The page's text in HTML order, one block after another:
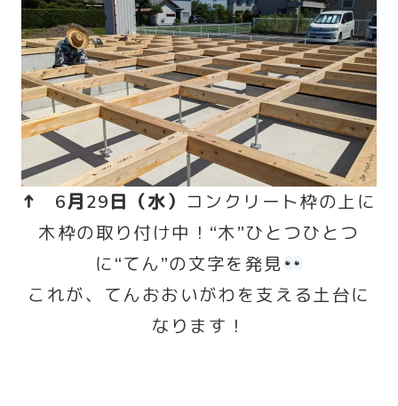
↑ 6月29日（水） コンクリート枠の上に
木枠の取り付け中！“木”ひとつひとつ
に“てん”の文字を発見
これが、てんおおいがわを支える土台に
なります！